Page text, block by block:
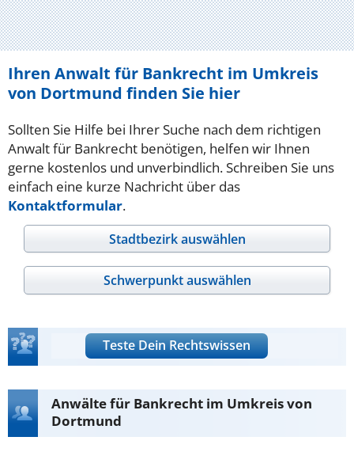
Ihren Anwalt für Bankrecht im Umkreis
von Dortmund finden Sie hier
Sollten Sie Hilfe bei Ihrer Suche nach dem richtigen
Anwalt für Bankrecht benötigen, helfen wir Ihnen
gerne kostenlos und unverbindlich. Schreiben Sie uns
einfach eine kurze Nachricht über das
Kontaktformular.
Stadtbezirk auswählen
Schwerpunkt auswählen
Teste Dein Rechtswissen
Anwälte für Bankrecht im Umkreis von
Dortmund